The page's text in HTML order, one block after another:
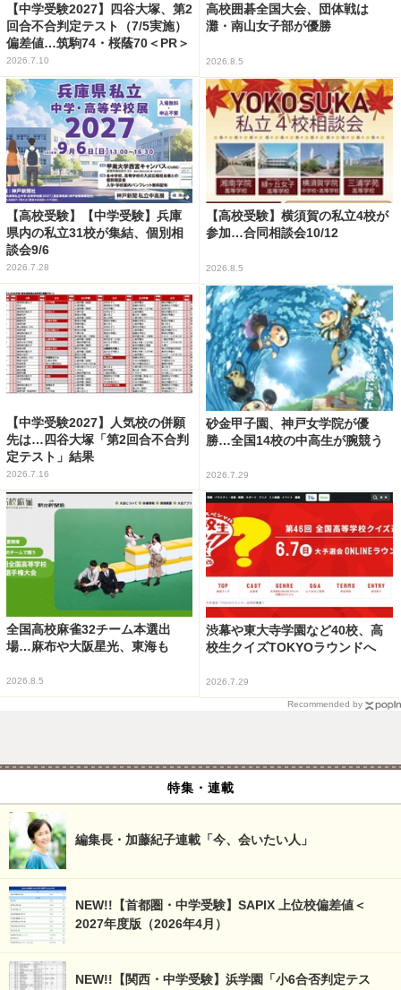
【中学受験2027】四谷大塚、第2
回合不合判定テスト（7/5実施）
偏差値…筑駒74・桜蔭70＜PR＞
2026.7.10
高校囲碁全国大会、団体戦は
灘・南山女子部が優勝
2026.8.5
【高校受験】【中学受験】兵庫
県内の私立31校が集結、個別相
談会9/6
2026.7.28
【高校受験】横須賀の私立4校が
参加…合同相談会10/12
2026.8.5
【中学受験2027】人気校の併願
先は…四谷大塚「第2回合不合判
定テスト」結果
2026.7.16
砂金甲子園、神戸女学院が優
勝…全国14校の中高生が腕競う
2026.7.29
全国高校麻雀32チーム本選出
場…麻布や大阪星光、東海も
2026.8.5
渋幕や東大寺学園など40校、高
校生クイズTOKYOラウンドへ
2026.7.29
Recommended by
特集・連載
編集長・加藤紀子連載「今、会いたい人」
NEW!!【首都圏・中学受験】SAPIX 上位校偏差値＜
2027年度版（2026年4月）
NEW!!【関西・中学受験】浜学園「小6合否判定テス